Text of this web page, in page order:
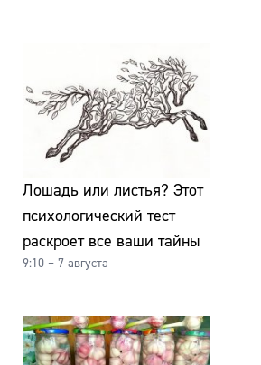
Лошадь или листья? Этот
психологический тест
раскроет все ваши тайны
9:10 – 7 августа